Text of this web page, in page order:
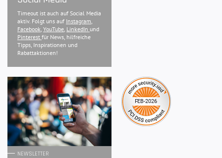
Timeout ist auch auf Social Media
aktiv. Folgt uns auf Instagram
Facebook YouTube LinkedIn und
Pinterest für News, hilfreiche
Tipps, Inspirationen und
Rabattaktionen!
NEWSLETTER